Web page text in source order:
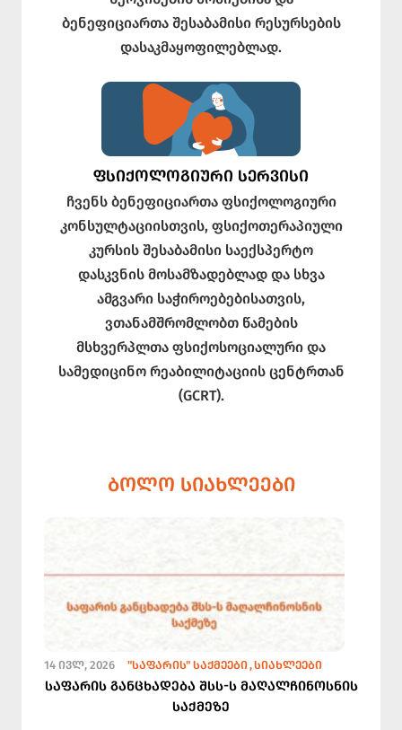
ბენეფიციართა შესაბამისი რესურსების
დასაკმაყოფილებლად.
ᲤᲡᲘᲥᲝᲚᲝᲒᲘᲣᲠᲘ ᲡᲔᲠᲕᲘᲡᲘ
ჩვენს ბენეფიციართა ფსიქოლოგიური
კონსულტაციისთვის, ფსიქოთერაპიული
კურსის შესაბამისი საექსპერტო
დასკვნის მოსამზადებლად და სხვა
ამგვარი საჭიროებებისათვის,
ვთანამშრომლობთ წამების
მსხვერპლთა ფსიქოსოციალური და
სამედიცინო რეაბილიტაციის ცენტრთან
(GCRT).
ᲑᲝᲚᲝ ᲡᲘᲐᲮᲚᲔᲔᲑᲘ
14 ᲘᲕᲚ, 2026 "ᲡᲐᲤᲐᲠᲘᲡ" ᲡᲐᲥᲛᲔᲔᲑᲘ ᲡᲘᲐᲮᲚᲔᲔᲑᲘ
საფარის განცხადება შსს-ს მაღალჩინოსნის
საქმეზე